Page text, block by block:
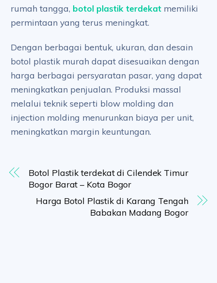
rumah tangga, botol plastik terdekat memiliki
permintaan yang terus meningkat.
Dengan berbagai bentuk, ukuran, dan desain
botol plastik murah dapat disesuaikan dengan
harga berbagai persyaratan pasar, yang dapat
meningkatkan penjualan. Produksi massal
melalui teknik seperti blow molding dan
injection molding menurunkan biaya per unit,
meningkatkan margin keuntungan.
Botol Plastik terdekat di Cilendek Timur
Bogor Barat – Kota Bogor
Harga Botol Plastik di Karang Tengah
Babakan Madang Bogor